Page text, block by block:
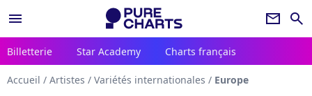
menu newsletter search
Billetterie Star Academy Charts français
Accueil / Artistes / Variétés internationales / Europe